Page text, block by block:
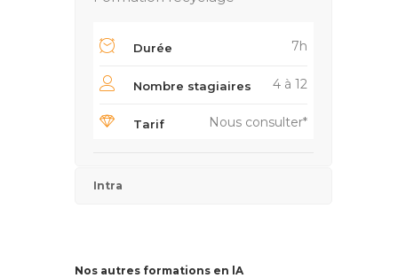
Durée 7h
Nombre stagiaires 4 à 12
Tarif Nous consulter*
Intra
Nos autres formations en lA